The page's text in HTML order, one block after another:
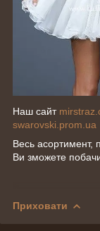
Наш сайт
swarovski.prom.ua
Весь асортимент,
Ви зможете
Приховати